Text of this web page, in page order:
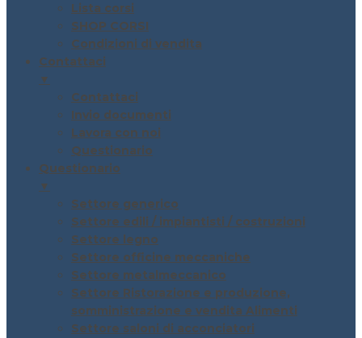
Lista corsi
SHOP CORSI
Condizioni di vendita
Contattaci
▼
Contattaci
Invio documenti
Lavora con noi
Questionario
Questionario
▼
Settore generico
Settore edili / impiantisti / costruzioni
Settore legno
Settore officine meccaniche
Settore metalmeccanico
Settore Ristorazione e produzione,
somministrazione e vendita Alimenti
Settore saloni di acconciatori